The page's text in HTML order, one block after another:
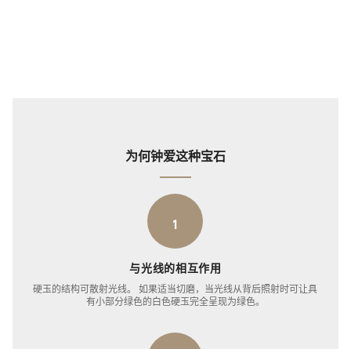
为何钟爱这种宝石
1
与光线的相互作用
硬玉的结构可散射光线。 如果适当切磨，当光线从背后照射时可让具
有小部分绿色的白色硬玉完全呈现为绿色。